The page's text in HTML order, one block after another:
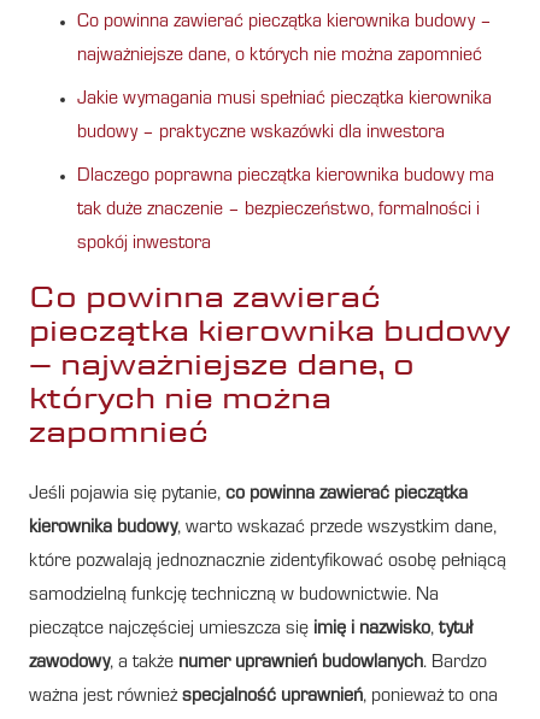
Co powinna zawierać pieczątka kierownika budowy –
najważniejsze dane, o których nie można zapomnieć
Jakie wymagania musi spełniać pieczątka kierownika
budowy – praktyczne wskazówki dla inwestora
Dlaczego poprawna pieczątka kierownika budowy ma
tak duże znaczenie – bezpieczeństwo, formalności i
spokój inwestora
Co powinna zawierać
pieczątka kierownika budowy
– najważniejsze dane, o
których nie można
zapomnieć
Jeśli pojawia się pytanie, co powinna zawierać pieczątka
kierownika budowy, warto wskazać przede wszystkim dane,
które pozwalają jednoznacznie zidentyfikować osobę pełniącą
samodzielną funkcję techniczną w budownictwie. Na
pieczątce najczęściej umieszcza się imię i nazwisko, tytuł
zawodowy, a także numer uprawnień budowlanych. Bardzo
ważna jest również specjalność uprawnień, ponieważ to ona